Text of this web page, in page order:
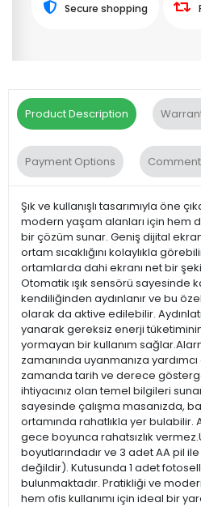
Secure shopping
Product Description
Payment Options
Şık ve kullanışlı tasarımıyla öne
modern yaşam alanları için hem
bir çözüm sunar. Geniş dijital
ortam sıcaklığını kolaylıkla
ortamlarda dahi ekranı net bir
Otomatik ışık sensörü sayesinde
kendiliğinden aydınlanır ve bu
olarak da aktive edilebilir.
yanarak gereksiz enerji
yormayan bir kullanım
zamanında uyanmanıza
zamanda tarih ve derece
ihtiyacınız olan temel bilgileri
sayesinde çalışma masanızda,
ortamında rahatlıkla yer bulabilir.
gece boyunca rahatsızlık
boyutlarındadır ve 3 adet AA pil
değildir). Kutusunda 1 adet
bulunmaktadır. Pratikliği ve
hem ofis kullanımı için ideal bir